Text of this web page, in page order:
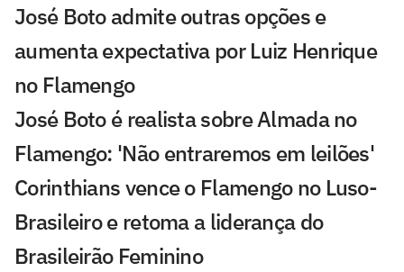
José Boto admite outras opções e
aumenta expectativa por Luiz Henrique
no Flamengo
José Boto é realista sobre Almada no
Flamengo: 'Não entraremos em leilões'
Corinthians vence o Flamengo no Luso-
Brasileiro e retoma a liderança do
Brasileirão Feminino